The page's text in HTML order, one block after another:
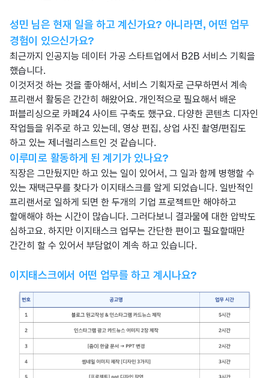
성민 님은 현재 일을 하고 계신가요? 아니라면, 어떤 업무
경험이 있으신가요?
최근까지 인공지능 데이터 가공 스타트업에서 B2B 서비스 기획을
했습니다.
이것저것 하는 것을 좋아해서, 서비스 기획자로 근무하면서 계속
프리랜서 활동은 간간히 해왔어요. 개인적으로 필요해서 배운
퍼블리싱으로 카페24 사이트 구축도 했구요. 다양한 콘텐츠 디자인
작업들을 위주로 하고 있는데, 영상 편집, 상업 사진 촬영/편집도
하고 있는 제너럴리스트인 것 같습니다.
이루미로 활동하게 된 계기가 있나요?
직장은 그만뒀지만 하고 있는 일이 있어서, 그 일과 함께 병행할 수
있는 재택근무를 찾다가 이지태스크를 알게 되었습니다. 일반적인
프리랜서로 일하게 되면 한 두개의 기업 프로젝트만 해야하고
할애해야 하는 시간이 많습니다. 그러다보니 결과물에 대한 압박도
심하고요. 하지만 이지태스크 업무는 간단한 편이고 필요할때만
간간히 할 수 있어서 부담없이 계속 하고 있습니다.
이지태스크에서 어떤 업무를 하고 계시나요?